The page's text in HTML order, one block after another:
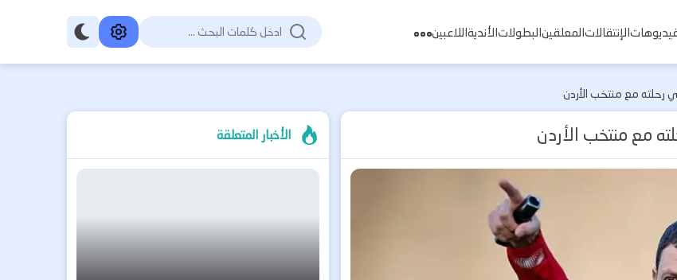
الإنتقالاتالمعلقينالبطولاتالأنديةاللاعبين
رحلته مع منتخب الأردن
مع منتخب الأردن الأخبار المتعلقة